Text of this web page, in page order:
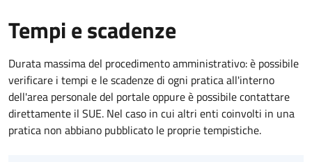
Tempi e scadenze
Durata massima del procedimento amministrativo: è possibile
verificare i tempi e le scadenze di ogni pratica all'interno
dell'area personale del portale oppure è possibile contattare
direttamente il SUE. Nel caso in cui altri enti coinvolti in una
pratica non abbiano pubblicato le proprie tempistiche.